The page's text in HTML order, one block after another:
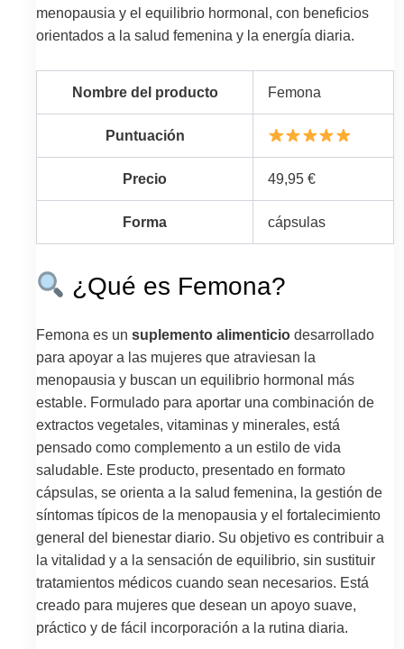
menopausia y el equilibrio hormonal, con beneficios
orientados a la salud femenina y la energía diaria.
Nombre del producto Femona
Puntuación
Precio 49,95 €
Forma cápsulas
¿Qué es Femona?
Femona es un suplemento alimenticio desarrollado
para apoyar a las mujeres que atraviesan la
menopausia y buscan un equilibrio hormonal más
estable. Formulado para aportar una combinación de
extractos vegetales, vitaminas y minerales, está
pensado como complemento a un estilo de vida
saludable. Este producto, presentado en formato
cápsulas, se orienta a la salud femenina, la gestión de
síntomas típicos de la menopausia y el fortalecimiento
general del bienestar diario. Su objetivo es contribuir a
la vitalidad y a la sensación de equilibrio, sin sustituir
tratamientos médicos cuando sean necesarios. Está
creado para mujeres que desean un apoyo suave,
práctico y de fácil incorporación a la rutina diaria.